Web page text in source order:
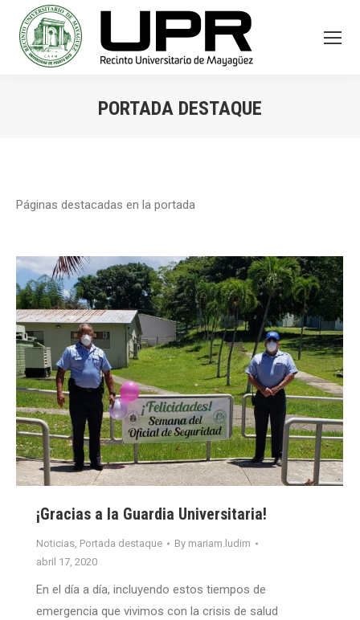
PORTADA DESTAQUE
Páginas destacadas en la portada
¡Gracias a la Guardia Universitaria!
Noticias, Portada destaque By mariam.ludim
abril 17, 2020
En el día a día, incluyendo estos tiempos de
emergencia que vivimos con la crisis de salud